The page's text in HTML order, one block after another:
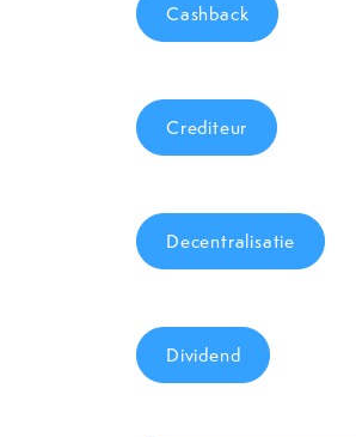
Cashback
Crediteur
Decentralisatie
Dividend